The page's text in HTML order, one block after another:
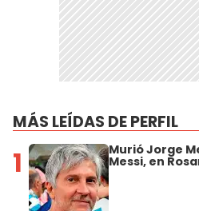
MÁS LEÍDAS DE PERFIL
1 Murió Jorge
Messi, en